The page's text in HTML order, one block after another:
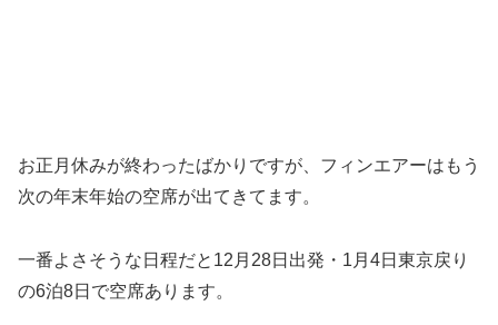
お正月休みが終わったばかりですが、フィンエアーはもう
次の年末年始の空席が出てきてます。
一番よさそうな日程だと12月28日出発・1月4日東京戻り
の6泊8日で空席あります。